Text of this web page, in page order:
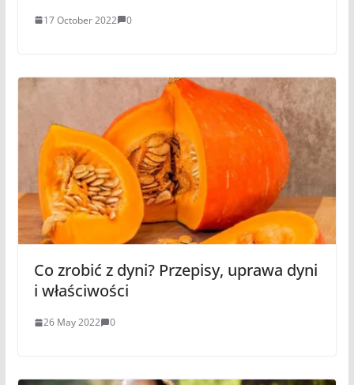
17 October 2022 0
Co zrobić z dyni? Przepisy, uprawa dyni
i właściwości
26 May 2022 0